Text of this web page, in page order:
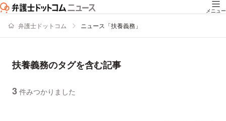
メニュー
弁護士ドットコム ニュース「扶養義務」
扶養義務のタグを含む記事
3 件みつかりました